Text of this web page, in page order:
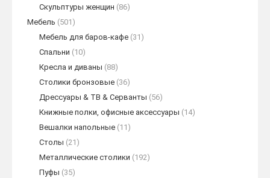
Скульптуры женщин (86)
Мебель (501)
Мебель для баров-кафе (31)
Спальни (10)
Кресла и диваны (88)
Столики бронзовые (36)
Дрессуары & ТВ & Серванты (56)
Книжные полки, офисные аксессуары (14)
Вешалки напольные (11)
Столы (21)
Металлические столики (192)
Пуфы (35)